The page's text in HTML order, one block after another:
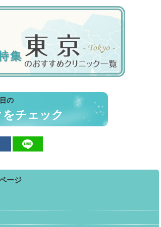
集
の
をチェック
ージ